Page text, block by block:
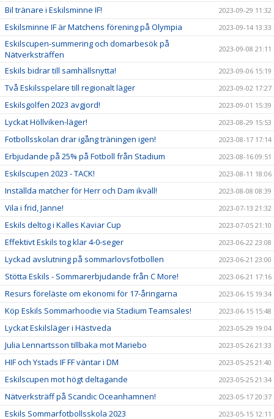
Bil tränare i Eskilsminne IF! 2023-09-29 11:32
Eskilsminne IF är Matchens förening på Olympia 2023-09-14 13:33
Eskilscupen-summering och domarbesök på
Nätverksträffen
2023-09-08 21:11
Eskils bidrar till samhällsnytta! 2023-09-06 15:19
Två Eskilsspelare till regionalt läger 2023-09-02 17:27
Eskilsgolfen 2023 avgjord! 2023-09-01 15:39
Lyckat Höllviken-läger! 2023-08-29 15:53
Fotbollsskolan drar igång träningen igen! 2023-08-17 17:14
Erbjudande på 25% på Fotboll från Stadium 2023-08-16 09:51
Eskilscupen 2023 - TACK! 2023-08-11 18:06
Inställda matcher för Herr och Dam ikväll! 2023-08-08 08:39
Vila i frid, Janne! 2023-07-13 21:32
Eskils deltog i Kalles Kaviar Cup 2023-07-05 21:10
Effektivt Eskils tog klar 4-0-seger 2023-06-22 23:08
Lyckad avslutning på sommarlovsfotbollen 2023-06-21 23:00
Stötta Eskils - Sommarerbjudande från C More! 2023-06-21 17:16
Resurs föreläste om ekonomi för 17-åringarna 2023-06-15 19:34
Köp Eskils Sommarhoodie via Stadium Teamsales! 2023-06-15 15:48
Lyckat Eskilsläger i Hästveda 2023-05-29 19:04
Julia Lennartsson tillbaka mot Mariebo 2023-05-26 21:33
HIF och Ystads IF FF väntar i DM 2023-05-25 21:40
Eskilscupen mot högt deltagande 2023-05-25 21:34
Nätverksträff på Scandic Oceanhamnen! 2023-05-17 20:37
Eskils Sommarfotbollsskola 2023 2023-05-15 12:11